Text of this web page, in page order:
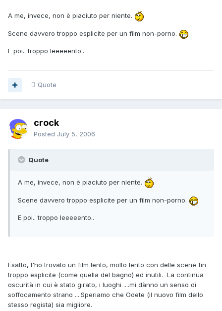
A me, invece, non è piaciuto per niente.
Scene davvero troppo esplicite per un film non-porno.
E poi.. troppo leeeeento..
Quote
crock
Posted July 5, 2006
Quote
A me, invece, non è piaciuto per niente.
Scene davvero troppo esplicite per un film non-porno.
E poi.. troppo leeeeento..
Esatto, l'ho trovato un film lento, molto lento con delle scene fin
troppo esplicite (come quella del bagno) ed inutili. La continua
oscurità in cui è stato girato, i luoghi ....mi dànno un senso di
soffocamento strano ....Speriamo che Odete (il nuovo film dello
stesso regista) sia migliore.